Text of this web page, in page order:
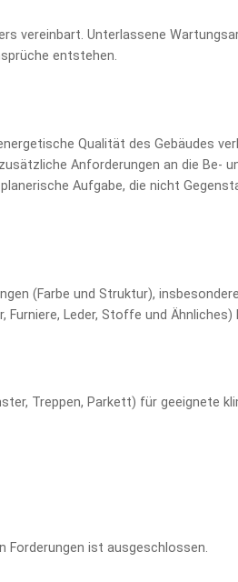
vereinbart. Unterlassene
entstehen.
Qualität des Gebäudes
Anforderungen an die Be-
Aufgabe, die nicht
(Farbe und Struktur),
Leder, Stoffe und Ähnliches)
Treppen, Parkett) für geeignete
ist ausgeschlossen.